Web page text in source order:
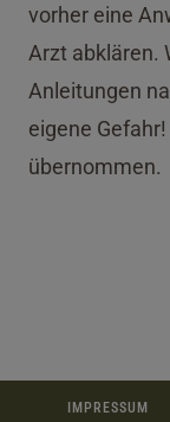
vorher eine
Arzt abklären.
Anleitungen
eigene
übernommen.
IMPRESSUM